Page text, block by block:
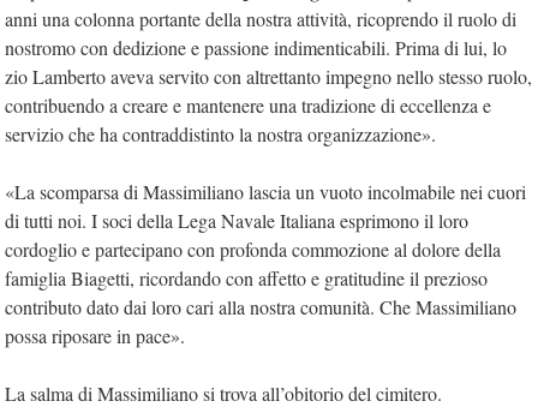
anni una colonna portante della nostra attività, ricoprendo il ruolo di
nostromo con dedizione e passione indimenticabili. Prima di lui, lo
zio Lamberto aveva servito con altrettanto impegno nello stesso ruolo,
contribuendo a creare e mantenere una tradizione di eccellenza e
servizio che ha contraddistinto la nostra organizzazione».
«La scomparsa di Massimiliano lascia un vuoto incolmabile nei cuori
di tutti noi. I soci della Lega Navale Italiana esprimono il loro
cordoglio e partecipano con profonda commozione al dolore della
famiglia Biagetti, ricordando con affetto e gratitudine il prezioso
contributo dato dai loro cari alla nostra comunità. Che Massimiliano
possa riposare in pace».
La salma di Massimiliano si trova all’obitorio del cimitero.